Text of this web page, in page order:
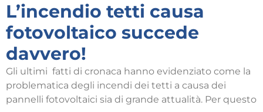
L’incendio tetti causa
fotovoltaico succede
davvero!
Gli ultimi fatti di cronaca hanno evidenziato come la
problematica degli incendi dei tetti a causa dei
pannelli fotovoltaici sia di grande attualità. Per questo